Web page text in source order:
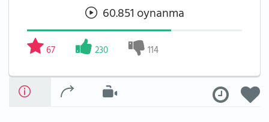
60.851 oynanma
67 230 114